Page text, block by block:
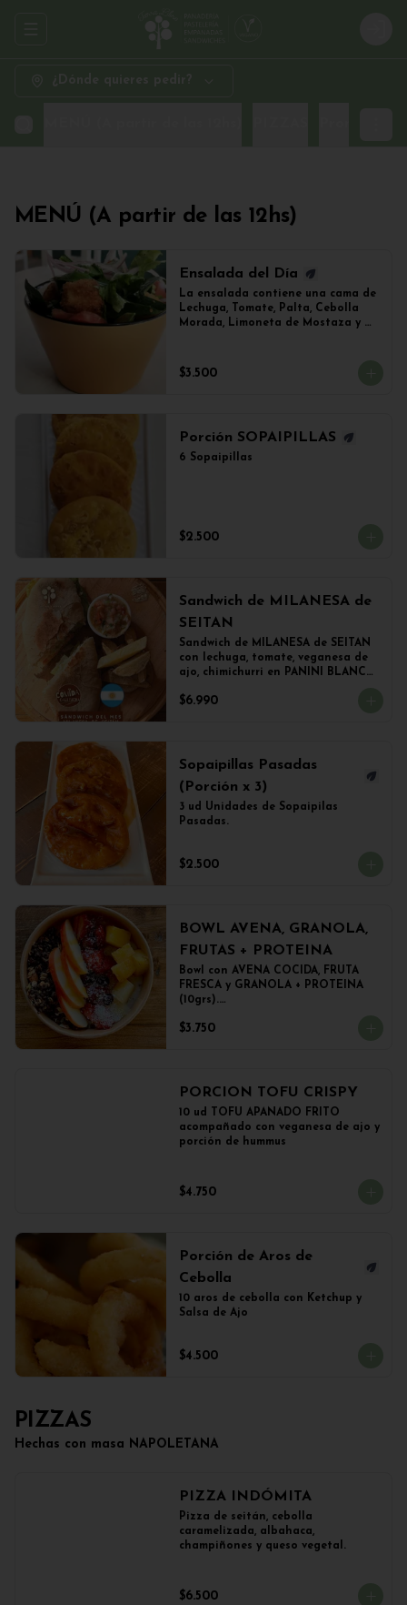
MENÚ (A partir de las 12hs)
Ensalada del Día
La ensalada contiene una cama de
Lechuga, Tomate, Palta, Cebolla
Morada, Limoneta de Mostaza y
o Falafel.
$3.500
Porción SOPAIPILLAS
6 Sopaipillas
$2.500
Sandwich de MILANESA de
SEITAN
Sandwich de MILANESA de SEITAN
con lechuga, tomate, veganesa de
ajo, chimichurri en PANINI BLANCO
$6.990
Sopaipillas Pasadas
(Porción x 3)
3 ud Unidades de Sopaipilas
Pasadas.
$2.500
BOWL AVENA, GRANOLA,
FRUTAS + PROTEINA
Bowl con AVENA COCIDA, FRUTA
FRESCA y GRANOLA + PROTEINA
(10grs).
de 500grs aprox.
$3.750
PORCION TOFU CRISPY
10 ud TOFU APANADO FRITO
acompañado con veganesa de ajo y
porción de hummus
$4.750
Porción de Aros de
Cebolla
10 aros de cebolla con Ketchup y
Salsa de Ajo
$4.500
PIZZAS
Hechas con masa NAPOLETANA
PIZZA INDÓMITA
Pizza de seitán, cebolla
caramelizada, albahaca,
champiñones y queso vegetal.
$6.500